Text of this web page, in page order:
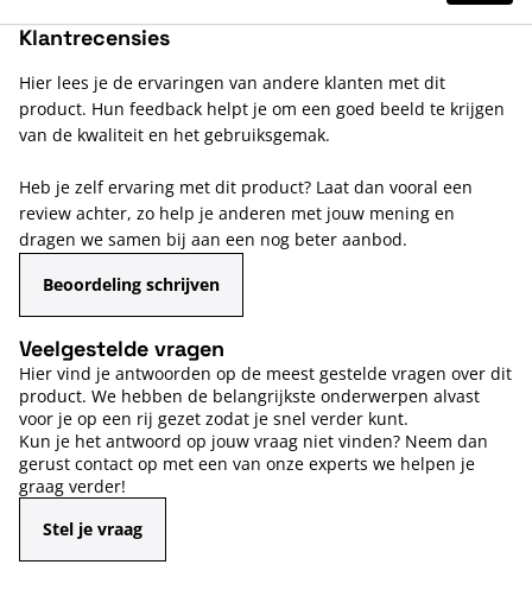
Klantrecensies
Hier lees je de ervaringen van andere klanten met dit
product. Hun feedback helpt je om een goed beeld te krijgen
van de kwaliteit en het gebruiksgemak.
Heb je zelf ervaring met dit product? Laat dan vooral een
review achter, zo help je anderen met jouw mening en
dragen we samen bij aan een nog beter aanbod.
Beoordeling schrijven
Veelgestelde vragen
Hier vind je antwoorden op de meest gestelde vragen over dit
product. We hebben de belangrijkste onderwerpen alvast
voor je op een rij gezet zodat je snel verder kunt.
Kun je het antwoord op jouw vraag niet vinden? Neem dan
gerust contact op met een van onze experts we helpen je
graag verder!
Stel je vraag